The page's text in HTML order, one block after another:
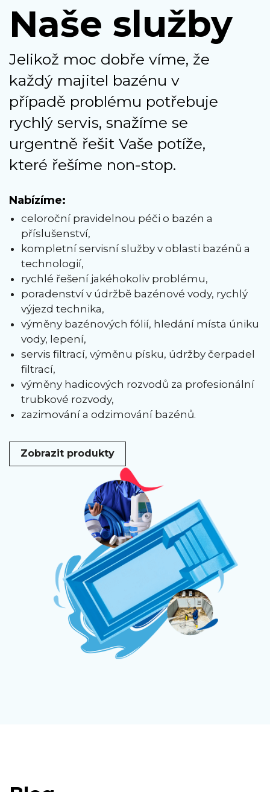
Naše služby
Jelikož moc dobře víme, že
každý majitel bazénu v
případě problému potřebuje
rychlý servis, snažíme se
urgentně řešit Vaše potíže,
které řešíme non-stop.
Nabízíme:
celoroční pravidelnou péči o bazén a
příslušenství,
kompletní servisní služby v oblasti bazénů a
technologií,
rychlé řešení jakéhokoliv problému,
poradenství v údržbě bazénové vody, rychlý
výjezd technika,
výměny bazénových fólií, hledání místa úniku
vody, lepení,
servis filtrací, výměnu písku, údržby čerpadel
filtrací,
výměny hadicových rozvodů za profesionální
trubkové rozvody,
zazimování a odzimování bazénů.
Zobrazit produkty